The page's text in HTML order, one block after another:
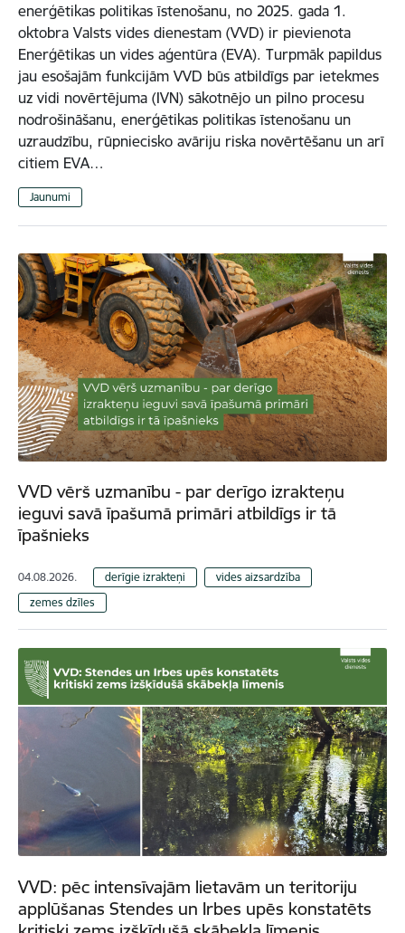
enerģētikas politikas īstenošanu, no 2025. gada 1.
oktobra Valsts vides dienestam (VVD) ir pievienota
Enerģētikas un vides aģentūra (EVA). Turpmāk papildus
jau esošajām funkcijām VVD būs atbildīgs par ietekmes
uz vidi novērtējuma (IVN) sākotnējo un pilno procesu
nodrošināšanu, enerģētikas politikas īstenošanu un
uzraudzību, rūpniecisko avāriju riska novērtēšanu un arī
citiem EVA…
Jaunumi
VVD vērš uzmanību - par derīgo izrakteņu
ieguvi savā īpašumā primāri atbildīgs ir tā
īpašnieks
04.08.2026. derīgie izrakteņi
vides aizsardzība
zemes dzīles
VVD: pēc intensīvajām lietavām un teritoriju
applūšanas Stendes un Irbes upēs konstatēts